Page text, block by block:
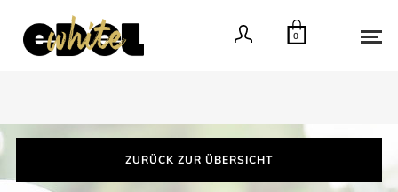
0
ZURÜCK ZUR ÜBERSICHT